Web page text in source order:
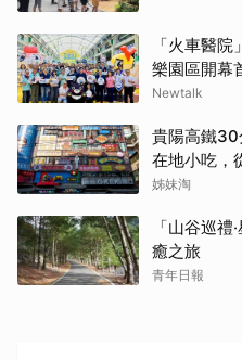
「火車醫
樂園區開幕
Newtalk
貴陽高鐵30
在地小吃，
州「小吃王
姊妹淘
「山谷巡
癒之旅
青年日報